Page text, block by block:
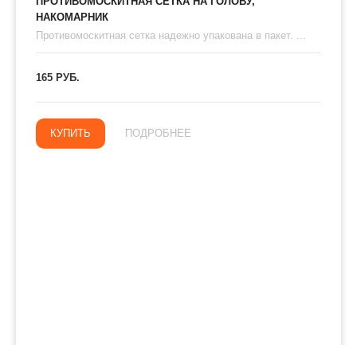
НАКОМАРНИК
Противомоскитная сетка надежно упакована в пакет. ...
165 РУБ.
КУПИТЬ ПОДРОБНЕЕ